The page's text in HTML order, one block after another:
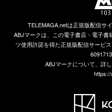
TELEMAGA.netは正規版配信サ
ABJマークは、この電子書店・電子
ツ使用許諾を得た正規版配信サービ
ABJマークについて、詳